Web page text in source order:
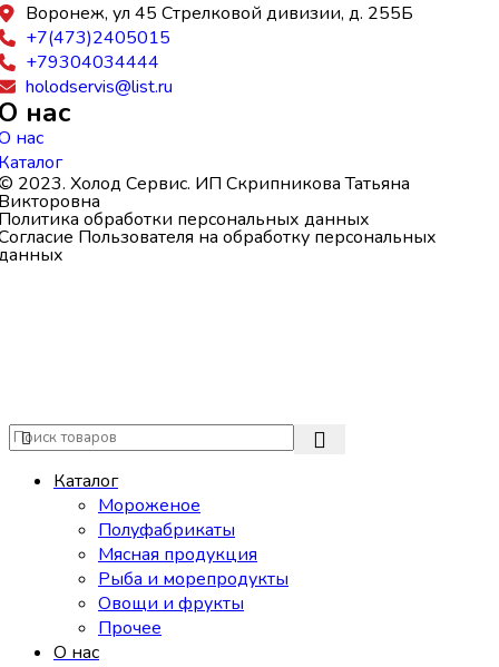
Воронеж, ул 45 Стрелковой дивизии, д. 255Б
+7(473)2405015
+79304034444
holodservis@list.ru
нас
нас
2023. Холод Сервис. ИП Скрипникова Татьяна
обработки персональных данных
Пользователя на обработку персональных
Каталог
Мороженое
Полуфабрикаты
Мясная продукция
Рыба и морепродукты
Овощи и фрукты
Прочее
О нас